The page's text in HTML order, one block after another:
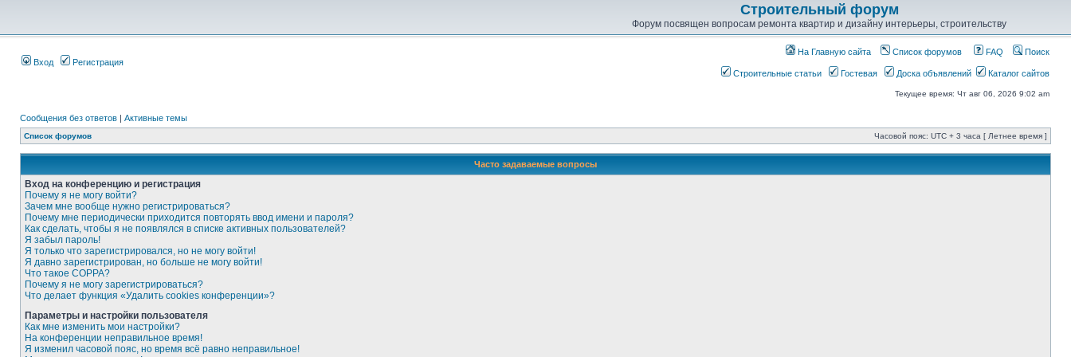
Строительный форум
Форум посвящен вопросам ремонта квартир и дизайну интерьеры, строительству
Вход Регистрация
На Главную сайта Список форумов FAQ Поиск
Строительные статьи Гостевая Доска объявлений Каталог сайтов
Текущее время: Чт авг 06, 2026 9:02 am
Сообщения без ответов | Активные темы
Список форумов Часовой пояс: UTC + 3 часа [ Летнее время ]
Часто задаваемые вопросы
Вход на конференцию и регистрация
Почему я не могу войти?
Зачем мне вообще нужно регистрироваться?
Почему мне периодически приходится повторять ввод имени и пароля?
Как сделать, чтобы я не появлялся в списке активных пользователей?
Я забыл пароль!
Я только что зарегистрировался, но не могу войти!
Я давно зарегистрирован, но больше не могу войти!
Что такое COPPA?
Почему я не могу зарегистрироваться?
Что делает функция «Удалить cookies конференции»?
Параметры и настройки пользователя
Как мне изменить мои настройки?
На конференции неправильное время!
Я изменил часовой пояс, но время всё равно неправильное!